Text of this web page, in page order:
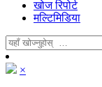
खोज रिपोर्ट
मल्टिमिडिया
×